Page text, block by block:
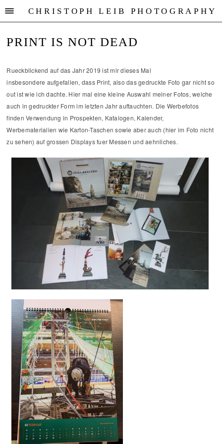
CHRISTOPH LEIB PHOTOGRAPHY
PRINT IS NOT DEAD
Rueckblickend auf das Jahr 2019 ist mir dieses Mal
insbesondere aufgefallen, dass Print, also das gedruckte Foto gar nicht so
out ist wie ich dachte. Hier mal eine kleine Auswahl meiner Fotos, welche
auch in gedruckter Form im letzten Jahr auftauchten. Die Werbefotos
finden Verwendung in Prospekten, Katalogen, Kalender,
Werbematerialien wie Karton-Taschen sowie aber auch (hier im Foto nicht
zu sehen) auf grossen Displays fuer Messen und aehnliches.